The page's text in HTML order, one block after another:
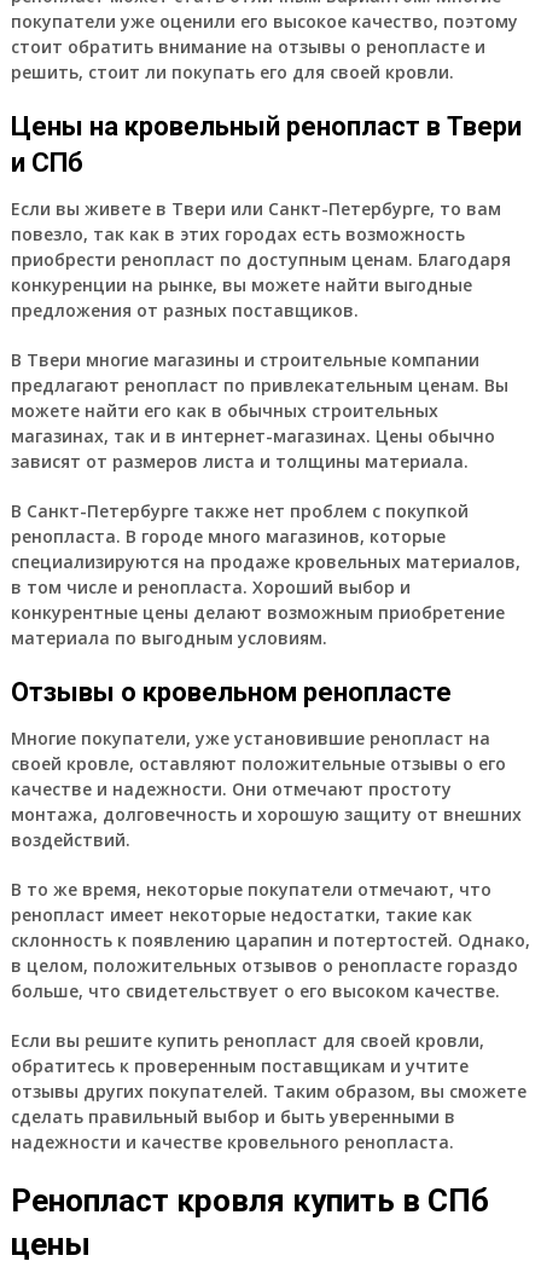
покупатели уже оценили его высокое качество, поэтому
стоит обратить внимание на отзывы о ренопласте и
решить, стоит ли покупать его для своей кровли.
Цены на кровельный ренопласт в Твери
и СПб
Если вы живете в Твери или Санкт-Петербурге, то вам
повезло, так как в этих городах есть возможность
приобрести ренопласт по доступным ценам. Благодаря
конкуренции на рынке, вы можете найти выгодные
предложения от разных поставщиков.
В Твери многие магазины и строительные компании
предлагают ренопласт по привлекательным ценам. Вы
можете найти его как в обычных строительных
магазинах, так и в интернет-магазинах. Цены обычно
зависят от размеров листа и толщины материала.
В Санкт-Петербурге также нет проблем с покупкой
ренопласта. В городе много магазинов, которые
специализируются на продаже кровельных материалов,
в том числе и ренопласта. Хороший выбор и
конкурентные цены делают возможным приобретение
материала по выгодным условиям.
Отзывы о кровельном ренопласте
Многие покупатели, уже установившие ренопласт на
своей кровле, оставляют положительные отзывы о его
качестве и надежности. Они отмечают простоту
монтажа, долговечность и хорошую защиту от внешних
воздействий.
В то же время, некоторые покупатели отмечают, что
ренопласт имеет некоторые недостатки, такие как
склонность к появлению царапин и потертостей. Однако,
в целом, положительных отзывов о ренопласте гораздо
больше, что свидетельствует о его высоком качестве.
Если вы решите купить ренопласт для своей кровли,
обратитесь к проверенным поставщикам и учтите
отзывы других покупателей. Таким образом, вы сможете
сделать правильный выбор и быть уверенными в
надежности и качестве кровельного ренопласта.
Ренопласт кровля купить в СПб
цены